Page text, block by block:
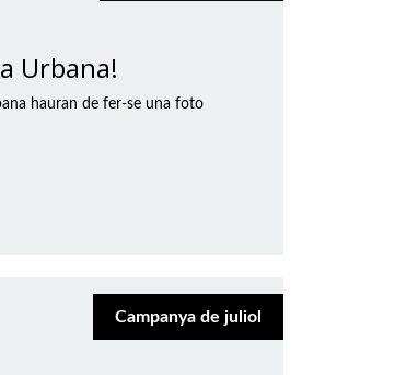
Urbana!
hauran de fer-se una foto
Campanya de juliol